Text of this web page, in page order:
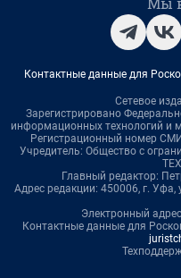
Контактные данные для
Сетевое
Зарегистрировано
информационных технологий и
Регистрационный номер
Учредитель: Общество с
Главный редактор:
Адрес редакции: 450006, г. Уфа,
Электронный
Контактные данные для